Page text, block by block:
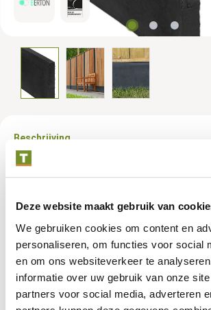
Deze website maakt gebruik van
We gebruiken cookies om content en
personaliseren, om functies voor social
en om ons websiteverkeer te
informatie over uw gebruik van onze
partners voor social media, adverteren
Beschrijving
Gecoat beton is voorzien van een
beschadigingen kunnen ontstaan waardoor
verloren gaat. Daarom is het aan te raden
beton opnieuw te behandelen met een
definitieve afwerking. Dit zorgt voor een
bescherming en een nette eindafwerking.
kalkuitbloei, een natuurlijk proces, helaas
worden voorkomen. Belangrijke tip: Let goed